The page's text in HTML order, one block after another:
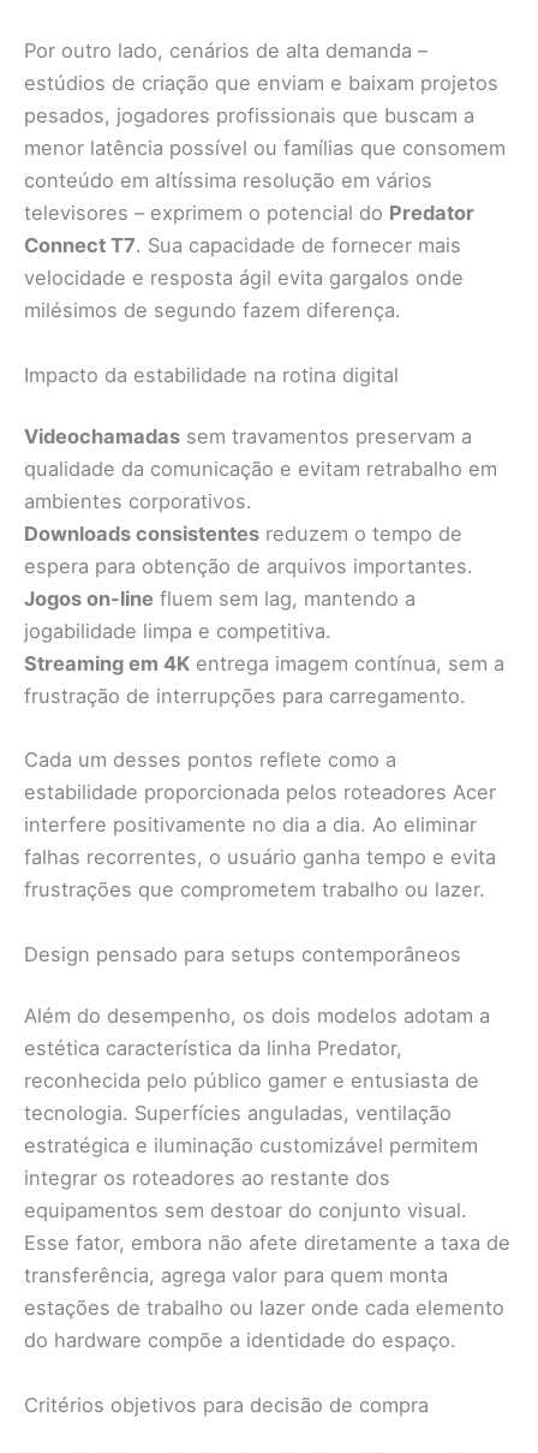
Por outro lado, cenários de alta demanda –
estúdios de criação que enviam e baixam projetos
pesados, jogadores profissionais que buscam a
menor latência possível ou famílias que consomem
conteúdo em altíssima resolução em vários
televisores – exprimem o potencial do Predator
Connect T7. Sua capacidade de fornecer mais
velocidade e resposta ágil evita gargalos onde
milésimos de segundo fazem diferença.
Impacto da estabilidade na rotina digital
Videochamadas sem travamentos preservam a
qualidade da comunicação e evitam retrabalho em
ambientes corporativos.
Downloads consistentes reduzem o tempo de
espera para obtenção de arquivos importantes.
Jogos on-line fluem sem lag, mantendo a
jogabilidade limpa e competitiva.
Streaming em 4K entrega imagem contínua, sem a
frustração de interrupções para carregamento.
Cada um desses pontos reflete como a
estabilidade proporcionada pelos roteadores Acer
interfere positivamente no dia a dia. Ao eliminar
falhas recorrentes, o usuário ganha tempo e evita
frustrações que comprometem trabalho ou lazer.
Design pensado para setups contemporâneos
Além do desempenho, os dois modelos adotam a
estética característica da linha Predator,
reconhecida pelo público gamer e entusiasta de
tecnologia. Superfícies anguladas, ventilação
estratégica e iluminação customizável permitem
integrar os roteadores ao restante dos
equipamentos sem destoar do conjunto visual.
Esse fator, embora não afete diretamente a taxa de
transferência, agrega valor para quem monta
estações de trabalho ou lazer onde cada elemento
do hardware compõe a identidade do espaço.
Critérios objetivos para decisão de compra